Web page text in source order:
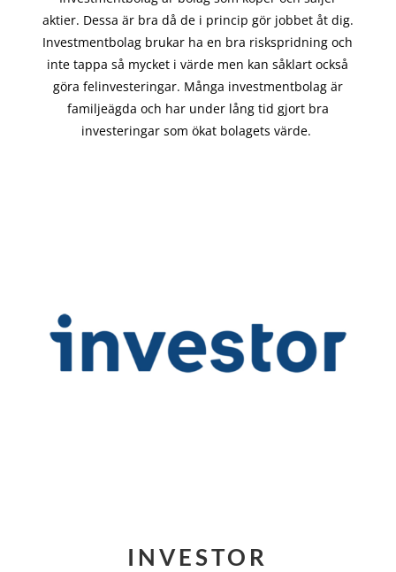
aktier. Dessa är bra då de i princip görjobbet åt dig.
Investmentbolag brukar ha en bra riskspridning och
inte tappa så mycket i värde men kan såklart också
göra felinvesteringar. Många investmentbolag är
familjeägda och har under lång tid gjort bra
investeringar som ökat bolagets värde.
INVESTOR